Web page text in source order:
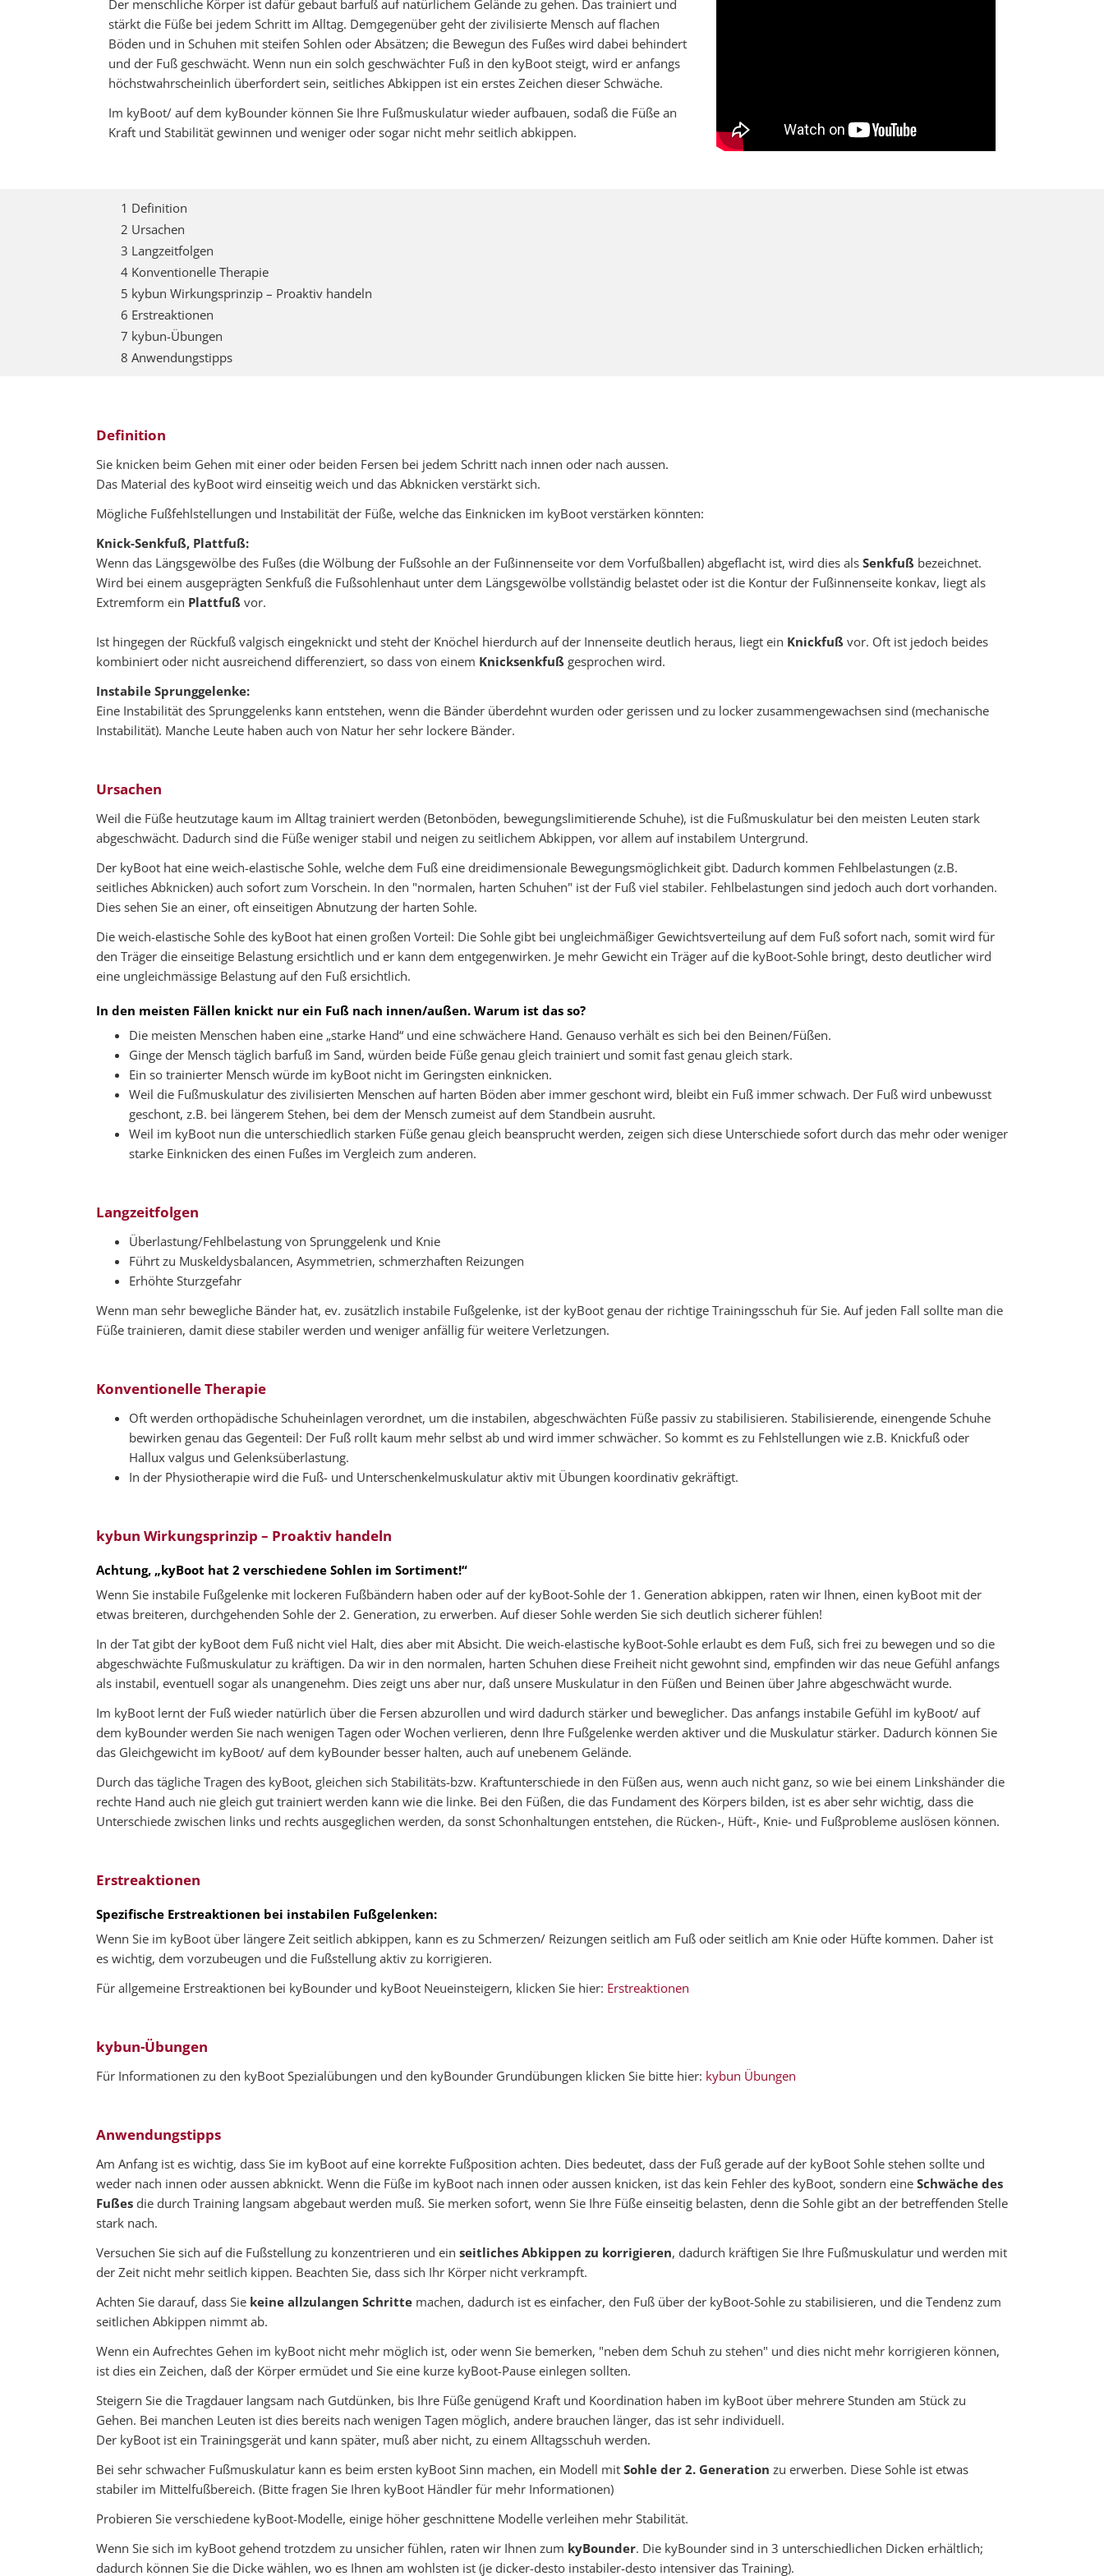
Der menschliche Körper ist dafür gebaut barfuß auf natürlichem Gelände zu gehen. Das trainiert und
stärkt die Füße bei jedem Schritt im Alltag. Demgegenüber geht der zivilisierte Mensch auf flachen
Böden und in Schuhen mit steifen Sohlen oder Absätzen; die Bewegun des Fußes wird dabei behindert
und der Fuß geschwächt. Wenn nun ein solch geschwächter Fuß in den kyBoot steigt, wird er anfangs
höchstwahrscheinlich überfordert sein, seitliches Abkippen ist ein erstes Zeichen dieser Schwäche.
Im kyBoot/ auf dem kyBounder können Sie Ihre Fußmuskulatur wieder aufbauen, sodaß die Füße an
Kraft und Stabilität gewinnen und weniger oder sogar nicht mehr seitlich abkippen.
1 Definition
2 Ursachen
3 Langzeitfolgen
4 Konventionelle Therapie
5 kybun Wirkungsprinzip – Proaktiv handeln
6 Erstreaktionen
7 kybun-Übungen
8 Anwendungstipps
Definition
Sie knicken beim Gehen mit einer oder beiden Fersen bei jedem Schritt nach innen oder nach aussen.
Das Material des kyBoot wird einseitig weich und das Abknicken verstärkt sich.
Mögliche Fußfehlstellungen und Instabilität der Füße, welche das Einknicken im kyBoot verstärken könnten:
Knick-Senkfuß, Plattfuß:
Wenn das Längsgewölbe des Fußes (die Wölbung der Fußsohle an der Fußinnenseite vor dem Vorfußballen) abgeflacht ist, wird dies als Senkfuß bezeichnet.
Wird bei einem ausgeprägten Senkfuß die Fußsohlenhaut unter dem Längsgewölbe vollständig belastet oder ist die Kontur der Fußinnenseite konkav, liegt als
Extremform ein Plattfuß vor.
Ist hingegen der Rückfuß valgisch eingeknickt und steht der Knöchel hierdurch auf der Innenseite deutlich heraus, liegt ein Knickfuß vor. Oft ist jedoch beides
kombiniert oder nicht ausreichend differenziert, so dass von einem Knicksenkfuß gesprochen wird.
Instabile Sprunggelenke:
Eine Instabilität des Sprunggelenks kann entstehen, wenn die Bänder überdehnt wurden oder gerissen und zu locker zusammengewachsen sind (mechanische
Instabilität). Manche Leute haben auch von Natur her sehr lockere Bänder.
Ursachen
Weil die Füße heutzutage kaum im Alltag trainiert werden (Betonböden, bewegungslimitierende Schuhe), ist die Fußmuskulatur bei den meisten Leuten stark
abgeschwächt. Dadurch sind die Füße weniger stabil und neigen zu seitlichem Abkippen, vor allem auf instabilem Untergrund.
Der kyBoot hat eine weich-elastische Sohle, welche dem Fuß eine dreidimensionale Bewegungsmöglichkeit gibt. Dadurch kommen Fehlbelastungen (z.B.
seitliches Abknicken) auch sofort zum Vorschein. In den "normalen, harten Schuhen" ist der Fuß viel stabiler. Fehlbelastungen sind jedoch auch dort vorhanden.
Dies sehen Sie an einer, oft einseitigen Abnutzung der harten Sohle.
Die weich-elastische Sohle des kyBoot hat einen großen Vorteil: Die Sohle gibt bei ungleichmäßiger Gewichtsverteilung auf dem Fuß sofort nach, somit wird für
den Träger die einseitige Belastung ersichtlich und er kann dem entgegenwirken. Je mehr Gewicht ein Träger auf die kyBoot-Sohle bringt, desto deutlicher wird
eine ungleichmässige Belastung auf den Fuß ersichtlich.
In den meisten Fällen knickt nur ein Fuß nach innen/außen. Warum ist das so?
Die meisten Menschen haben eine „starke Hand“ und eine schwächere Hand. Genauso verhält es sich bei den Beinen/Füßen.
Ginge der Mensch täglich barfuß im Sand, würden beide Füße genau gleich trainiert und somit fast genau gleich stark.
Ein so trainierter Mensch würde im kyBoot nicht im Geringsten einknicken.
Weil die Fußmuskulatur des zivilisierten Menschen auf harten Böden aber immer geschont wird, bleibt ein Fuß immer schwach. Der Fuß wird unbewusst
geschont, z.B. bei längerem Stehen, bei dem der Mensch zumeist auf dem Standbein ausruht.
Weil im kyBoot nun die unterschiedlich starken Füße genau gleich beansprucht werden, zeigen sich diese Unterschiede sofort durch das mehr oder weniger
starke Einknicken des einen Fußes im Vergleich zum anderen.
Langzeitfolgen
Überlastung/Fehlbelastung von Sprunggelenk und Knie
Führt zu Muskeldysbalancen, Asymmetrien, schmerzhaften Reizungen
Erhöhte Sturzgefahr
Wenn man sehr bewegliche Bänder hat, ev. zusätzlich instabile Fußgelenke, ist der kyBoot genau der richtige Trainingsschuh für Sie. Auf jeden Fall sollte man die
Füße trainieren, damit diese stabiler werden und weniger anfällig für weitere Verletzungen.
Konventionelle Therapie
Oft werden orthopädische Schuheinlagen verordnet, um die instabilen, abgeschwächten Füße passiv zu stabilisieren. Stabilisierende, einengende Schuhe
bewirken genau das Gegenteil: Der Fuß rollt kaum mehr selbst ab und wird immer schwächer. So kommt es zu Fehlstellungen wie z.B. Knickfuß oder
Hallux valgus und Gelenksüberlastung.
In der Physiotherapie wird die Fuß- und Unterschenkelmuskulatur aktiv mit Übungen koordinativ gekräftigt.
kybun Wirkungsprinzip – Proaktiv handeln
Achtung, „kyBoot hat 2 verschiedene Sohlen im Sortiment!“
Wenn Sie instabile Fußgelenke mit lockeren Fußbändern haben oder auf der kyBoot-Sohle der 1. Generation abkippen, raten wir Ihnen, einen kyBoot mit der
etwas breiteren, durchgehenden Sohle der 2. Generation, zu erwerben. Auf dieser Sohle werden Sie sich deutlich sicherer fühlen!
In der Tat gibt der kyBoot dem Fuß nicht viel Halt, dies aber mit Absicht. Die weich-elastische kyBoot-Sohle erlaubt es dem Fuß, sich frei zu bewegen und so die
abgeschwächte Fußmuskulatur zu kräftigen. Da wir in den normalen, harten Schuhen diese Freiheit nicht gewohnt sind, empfinden wir das neue Gefühl anfangs
als instabil, eventuell sogar als unangenehm. Dies zeigt uns aber nur, daß unsere Muskulatur in den Füßen und Beinen über Jahre abgeschwächt wurde.
Im kyBoot lernt der Fuß wieder natürlich über die Fersen abzurollen und wird dadurch stärker und beweglicher. Das anfangs instabile Gefühl im kyBoot/ auf
dem kyBounder werden Sie nach wenigen Tagen oder Wochen verlieren, denn Ihre Fußgelenke werden aktiver und die Muskulatur stärker. Dadurch können Sie
das Gleichgewicht im kyBoot/ auf dem kyBounder besser halten, auch auf unebenem Gelände.
Durch das tägliche Tragen des kyBoot, gleichen sich Stabilitäts-bzw. Kraftunterschiede in den Füßen aus, wenn auch nicht ganz, so wie bei einem Linkshänder die
rechte Hand auch nie gleich gut trainiert werden kann wie die linke. Bei den Füßen, die das Fundament des Körpers bilden, ist es aber sehr wichtig, dass die
Unterschiede zwischen links und rechts ausgeglichen werden, da sonst Schonhaltungen entstehen, die Rücken-, Hüft-, Knie- und Fußprobleme auslösen können.
Erstreaktionen
Spezifische Erstreaktionen bei instabilen Fußgelenken:
Wenn Sie im kyBoot über längere Zeit seitlich abkippen, kann es zu Schmerzen/ Reizungen seitlich am Fuß oder seitlich am Knie oder Hüfte kommen. Daher ist
es wichtig, dem vorzubeugen und die Fußstellung aktiv zu korrigieren.
Für allgemeine Erstreaktionen bei kyBounder und kyBoot Neueinsteigern, klicken Sie hier: Erstreaktionen
kybun-Übungen
Für Informationen zu den kyBoot Spezialübungen und den kyBounder Grundübungen klicken Sie bitte hier: kybun Übungen
Anwendungstipps
Am Anfang ist es wichtig, dass Sie im kyBoot auf eine korrekte Fußposition achten. Dies bedeutet, dass der Fuß gerade auf der kyBoot Sohle stehen sollte und
weder nach innen oder aussen abknickt. Wenn die Füße im kyBoot nach innen oder aussen knicken, ist das kein Fehler des kyBoot, sondern eine Schwäche des
Fußes die durch Training langsam abgebaut werden muß. Sie merken sofort, wenn Sie Ihre Füße einseitig belasten, denn die Sohle gibt an der betreffenden Stelle
stark nach.
Versuchen Sie sich auf die Fußstellung zu konzentrieren und ein seitliches Abkippen zu korrigieren, dadurch kräftigen Sie Ihre Fußmuskulatur und werden mit
der Zeit nicht mehr seitlich kippen. Beachten Sie, dass sich Ihr Körper nicht verkrampft.
Achten Sie darauf, dass Sie keine allzulangen Schritte machen, dadurch ist es einfacher, den Fuß über der kyBoot-Sohle zu stabilisieren, und die Tendenz zum
seitlichen Abkippen nimmt ab.
Wenn ein Aufrechtes Gehen im kyBoot nicht mehr möglich ist, oder wenn Sie bemerken, "neben dem Schuh zu stehen" und dies nicht mehr korrigieren können,
ist dies ein Zeichen, daß der Körper ermüdet und Sie eine kurze kyBoot-Pause einlegen sollten.
Steigern Sie die Tragdauer langsam nach Gutdünken, bis Ihre Füße genügend Kraft und Koordination haben im kyBoot über mehrere Stunden am Stück zu
Gehen. Bei manchen Leuten ist dies bereits nach wenigen Tagen möglich, andere brauchen länger, das ist sehr individuell.
Der kyBoot ist ein Trainingsgerät und kann später, muß aber nicht, zu einem Alltagsschuh werden.
Bei sehr schwacher Fußmuskulatur kann es beim ersten kyBoot Sinn machen, ein Modell mit Sohle der 2. Generation zu erwerben. Diese Sohle ist etwas
stabiler im Mittelfußbereich. (Bitte fragen Sie Ihren kyBoot Händler für mehr Informationen)
Probieren Sie verschiedene kyBoot-Modelle, einige höher geschnittene Modelle verleihen mehr Stabilität.
Wenn Sie sich im kyBoot gehend trotzdem zu unsicher fühlen, raten wir Ihnen zum kyBounder. Die kyBounder sind in 3 unterschiedlichen Dicken erhältlich;
dadurch können Sie die Dicke wählen, wo es Ihnen am wohlsten ist (je dicker-desto instabiler-desto intensiver das Training).